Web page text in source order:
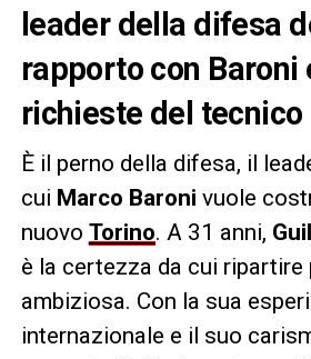
leader della difesa
rapporto con Baroni
richieste del tecnico
È il perno della difesa, il
cui Marco Baroni vuole
nuovo Torino. A 31 anni,
è la certezza da cui ripartire
ambiziosa. Con la sua
internazionale e il suo